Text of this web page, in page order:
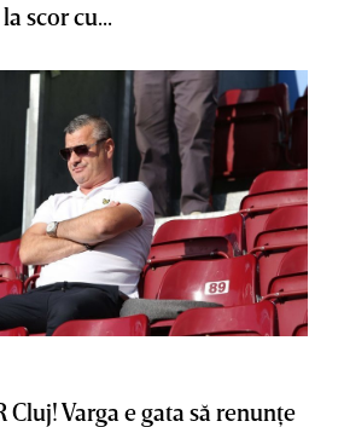
scor cu...
Cluj! Varga e gata să renunţe